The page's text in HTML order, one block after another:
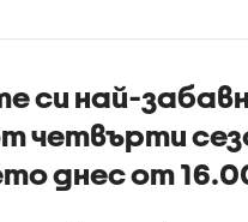
си най-
четвърти
днес от